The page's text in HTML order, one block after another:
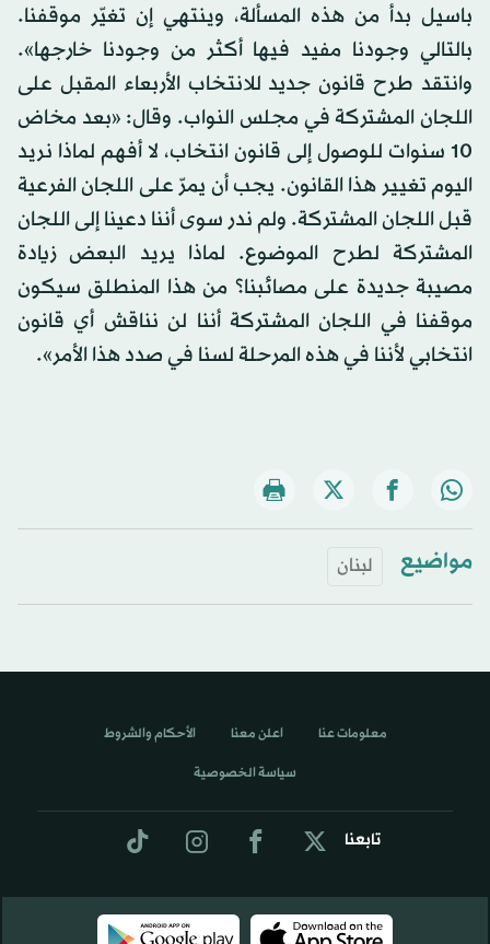
باسيل بدأ من هذه المسألة، وينتهي إن تغيّر موقفنا.
بالتالي وجودنا مفيد فيها أكثر من وجودنا خارجها».
وانتقد طرح قانون جديد للانتخاب الأربعاء المقبل على
اللجان المشتركة في مجلس النواب. وقال: «بعد مخاض
10 سنوات للوصول إلى قانون انتخاب، لا أفهم لماذا نريد
اليوم تغيير هذا القانون. يجب أن يمرّ على اللجان الفرعية
قبل اللجان المشتركة. ولم ندر سوى أننا دعينا إلى اللجان
المشتركة لطرح الموضوع. لماذا يريد البعض زيادة
مصيبة جديدة على مصائبنا؟ من هذا المنطلق سيكون
موقفنا في اللجان المشتركة أننا لن نناقش أي قانون
انتخابي لأننا في هذه المرحلة لسنا في صدد هذا الأمر».
مواضيع لبنان
تابعنا
معلومات عنا اعلن معنا الأحكام والشروط
سياسة الخصوصية